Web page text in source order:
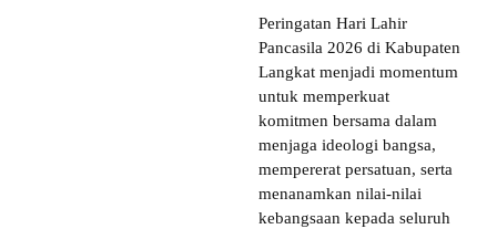
Peringatan Hari Lahir
Pancasila 2026 di Kabupaten
Langkat menjadi momentum
untuk memperkuat
komitmen bersama dalam
menjaga ideologi bangsa,
mempererat persatuan, serta
menanamkan nilai-nilai
kebangsaan kepada seluruh